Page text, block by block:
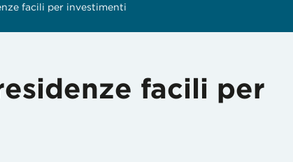
facili per investimenti
facili per